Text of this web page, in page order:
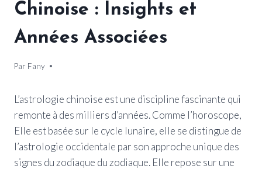
Chinoise : Insights et
Années Associées
Par Fany
30 octobre 2024
L’astrologie chinoise est une discipline fascinante qui
remonte à des milliers d’années. Comme l’horoscope,
Elle est basée sur le cycle lunaire, elle se distingue de
l’astrologie occidentale par son approche unique des
signes du zodiaque du zodiaque. Elle repose sur une